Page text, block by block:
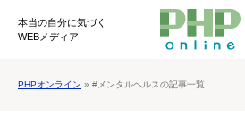
本当の自分に気づく
WEBメディア
PHPオンライン » #メンタルヘルスの記事一覧